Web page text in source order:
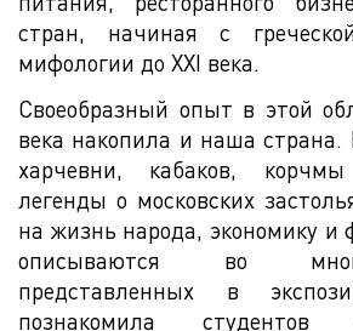
стран, начиная с
мифологии до XXI века.
Своеобразный опыт в этой
века накопила и наша страна.
харчевни, кабаков,
легенды о московских
на жизнь народа, экономику
описываются во
представленных в
познакомила